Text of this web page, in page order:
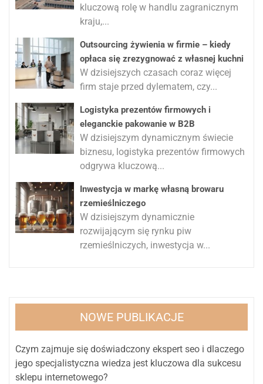
kluczową rolę w handlu zagranicznym
kraju,...
Outsourcing żywienia w firmie – kiedy
opłaca się zrezygnować z własnej kuchni
W dzisiejszych czasach coraz więcej
firm staje przed dylematem, czy...
Logistyka prezentów firmowych i
eleganckie pakowanie w B2B
W dzisiejszym dynamicznym świecie
biznesu, logistyka prezentów firmowych
odgrywa kluczową...
Inwestycja w markę własną browaru
rzemieślniczego
W dzisiejszym dynamicznie
rozwijającym się rynku piw
rzemieślniczych, inwestycja w...
NOWE PUBLIKACJE
Czym zajmuje się doświadczony ekspert seo i dlaczego
jego specjalistyczna wiedza jest kluczowa dla sukcesu
sklepu internetowego?